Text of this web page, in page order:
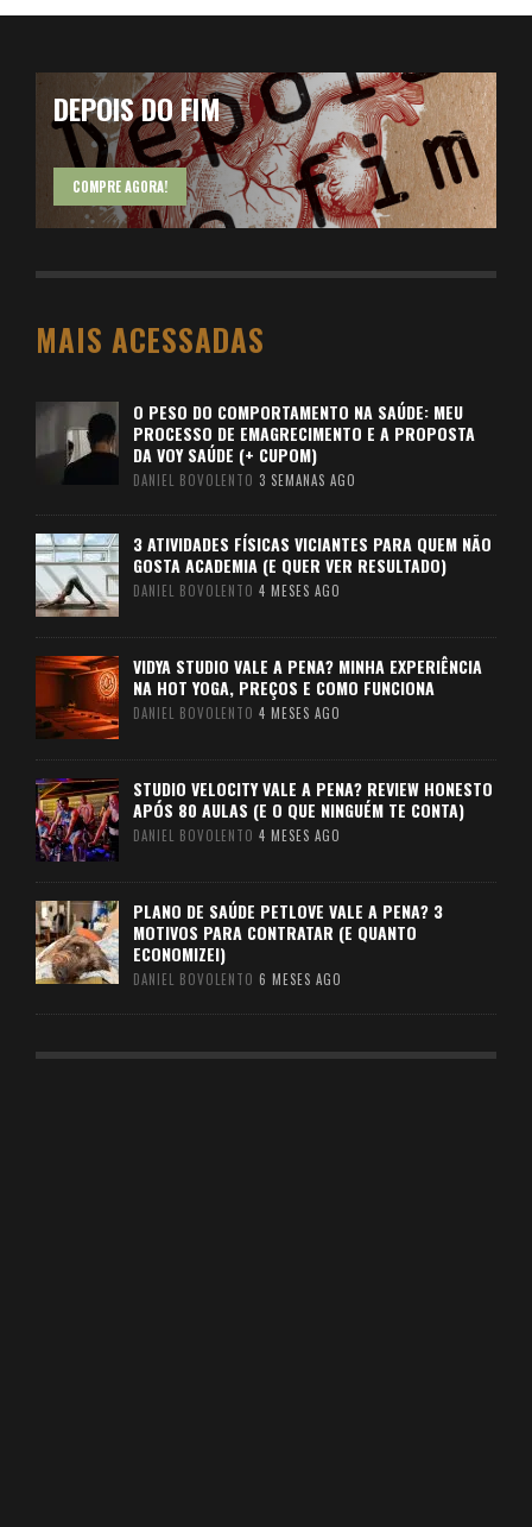
DEPOIS DO FIM
COMPRE AGORA!
MAIS ACESSADAS
O PESO DO COMPORTAMENTO NA SAÚDE: MEU
PROCESSO DE EMAGRECIMENTO E A PROPOSTA
DA VOY SAÚDE (+ CUPOM)
DANIEL BOVOLENTO 3 SEMANAS AGO
3 ATIVIDADES FÍSICAS VICIANTES PARA QUEM NÃO
GOSTA ACADEMIA (E QUER VER RESULTADO)
DANIEL BOVOLENTO 4 MESES AGO
VIDYA STUDIO VALE A PENA? MINHA EXPERIÊNCIA
NA HOT YOGA, PREÇOS E COMO FUNCIONA
DANIEL BOVOLENTO 4 MESES AGO
STUDIO VELOCITY VALE A PENA? REVIEW HONESTO
APÓS 80 AULAS (E O QUE NINGUÉM TE CONTA)
DANIEL BOVOLENTO 4 MESES AGO
PLANO DE SAÚDE PETLOVE VALE A PENA? 3
MOTIVOS PARA CONTRATAR (E QUANTO
ECONOMIZEI)
DANIEL BOVOLENTO 6 MESES AGO